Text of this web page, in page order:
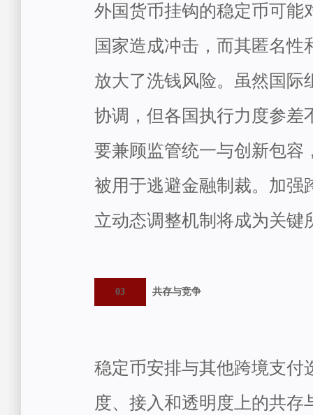
外国货币挂钩的稳定币可能
国家造成冲击，而其匿名性
放大了洗钱风险。虽然国际
协调，但各国执行力度参差
要兼顾监管统一与创新包容
被用于逃避金融制裁。加强
立动态调整机制将成为关键
03 共存与竞争
稳定币安排与其他跨境支付
度、接入和透明度上的共存